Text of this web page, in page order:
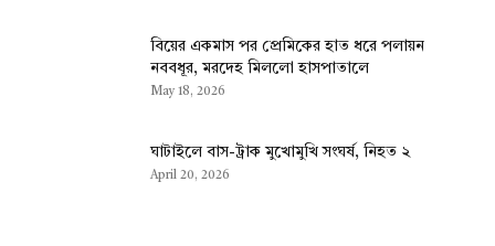
বিয়ের একমাস পর প্রেমিকের হাত ধরে পলায়ন
নববধূর, মরদেহ মিললো হাসপাতালে
May 18, 2026
ঘাটাইলে বাস-ট্রাক মুখোমুখি সংঘর্ষ, নিহত ২
April 20, 2026